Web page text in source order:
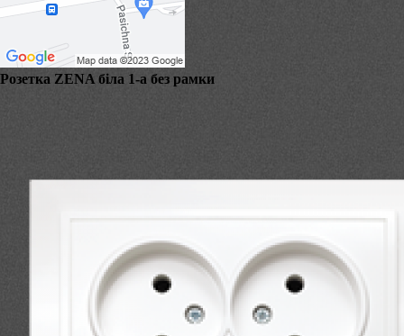
Розетка ZENA біла 1-а без рамки